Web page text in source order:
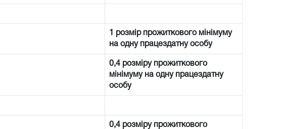
1 розмір прожиткового мінімуму
на одну працездатну особу
0,4 розміру прожиткового
мінімуму на одну працездатну
особу
0,4 розміру прожиткового